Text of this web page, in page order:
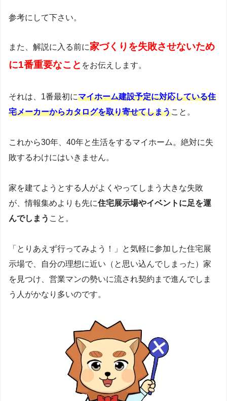
参考にして下さい。
また、解説に入る前に家づくりを失敗させないため
に1番重要なこと をお伝えします。
それは、1番最初にマイホーム建設予定に対応している住
宅メーカーからカタログを取り寄せてしまうこと。
これから30年、40年と生活をするマイホーム。絶対に失
敗するわけにはいきません。
家を建てようとする人がよくやってしまう大きな失敗
が、情報集めよりも先に住宅展示場やイベントに足を運
んでしまう こと。
「とりあえず行ってみよう！」と気軽に参加した住宅展
示場で、自分の理想に近い（と思い込んでしまった）家
を見つけ、営業マンの勢いに流され契約まで進んでしま
う人がかなり多いのです。